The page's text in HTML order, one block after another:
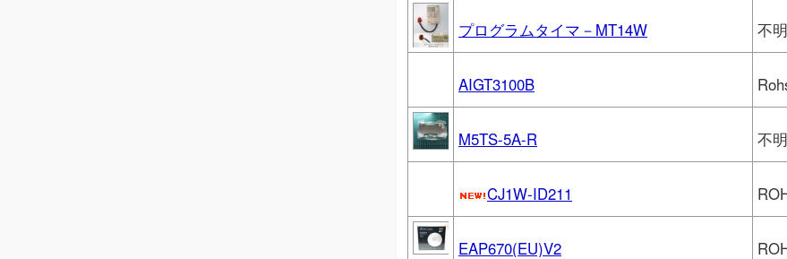
プログラムタイマ－MT14W 不
AIGT3100B
M5TS-5A-R 不
CJ1W-ID211
EAP670(EU)V2